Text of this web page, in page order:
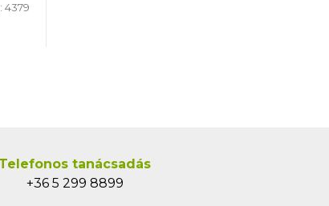
4379
Telefonos tanácsadás
+36 5 299 8899